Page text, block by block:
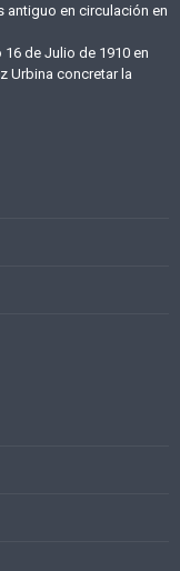
antiguo en circulación en
de Julio de 1910 en
Urbina concretar la